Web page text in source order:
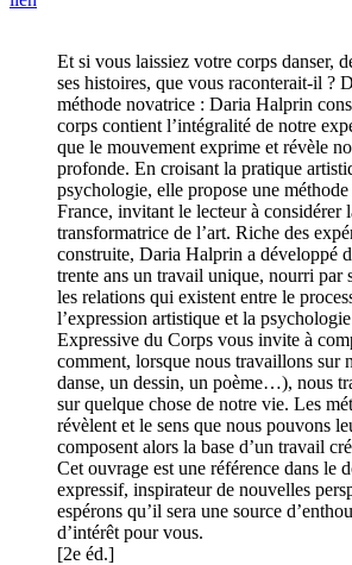
Et si vous laissiez votre corps danser,
ses histoires, que vous raconterait-il ?
méthode novatrice : Daria Halprin
corps contient l’intégralité de notre
que le mouvement exprime et révèle
profonde. En croisant la pratique
psychologie, elle propose une
France, invitant le lecteur à considérer
transformatrice de l’art. Riche des
construite, Daria Halprin a développé
trente ans un travail unique, nourri par
les relations qui existent entre le
l’expression artistique et la
Expressive du Corps vous invite à
comment, lorsque nous travaillons sur
danse, un dessin, un poème…), nous
sur quelque chose de notre vie. Les
révèlent et le sens que nous pouvons
composent alors la base d’un travail
Cet ouvrage est une référence dans le
expressif, inspirateur de nouvelles
espérons qu’il sera une source
d’intérêt pour vous.
[2e éd.]